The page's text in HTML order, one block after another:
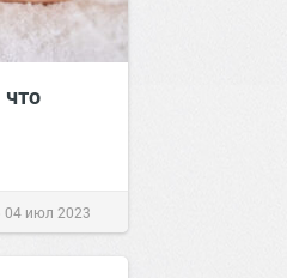
04 июл 2023